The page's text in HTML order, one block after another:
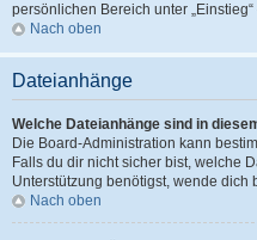
persönlichen Bereich unter
Nach oben
Dateianhänge
Welche Dateianhänge sind in
Die Board-Administration kann
Falls du dir nicht sicher bist, welche
Unterstützung benötigst, wende dich
Nach oben